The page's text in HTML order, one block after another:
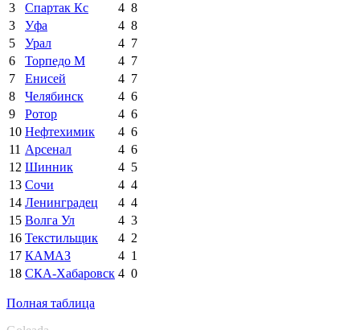
3
Спартак Кс 4 8
3
Уфа 4 8
5
Урал 4 7
6
Торпедо М 4 7
7
Енисей 4 7
8
Челябинск 4 6
9
Ротор 4 6
10 Нефтехимик 4 6
11 Арсенал 4 6
12 Шинник 4 5
13 Сочи 4 4
14 Ленинградец 4 4
15 Волга Ул 4 3
16 Текстильщик 4 2
17 КАМАЗ 4 1
18 СКА-Хабаровск 4 0
Полная таблица